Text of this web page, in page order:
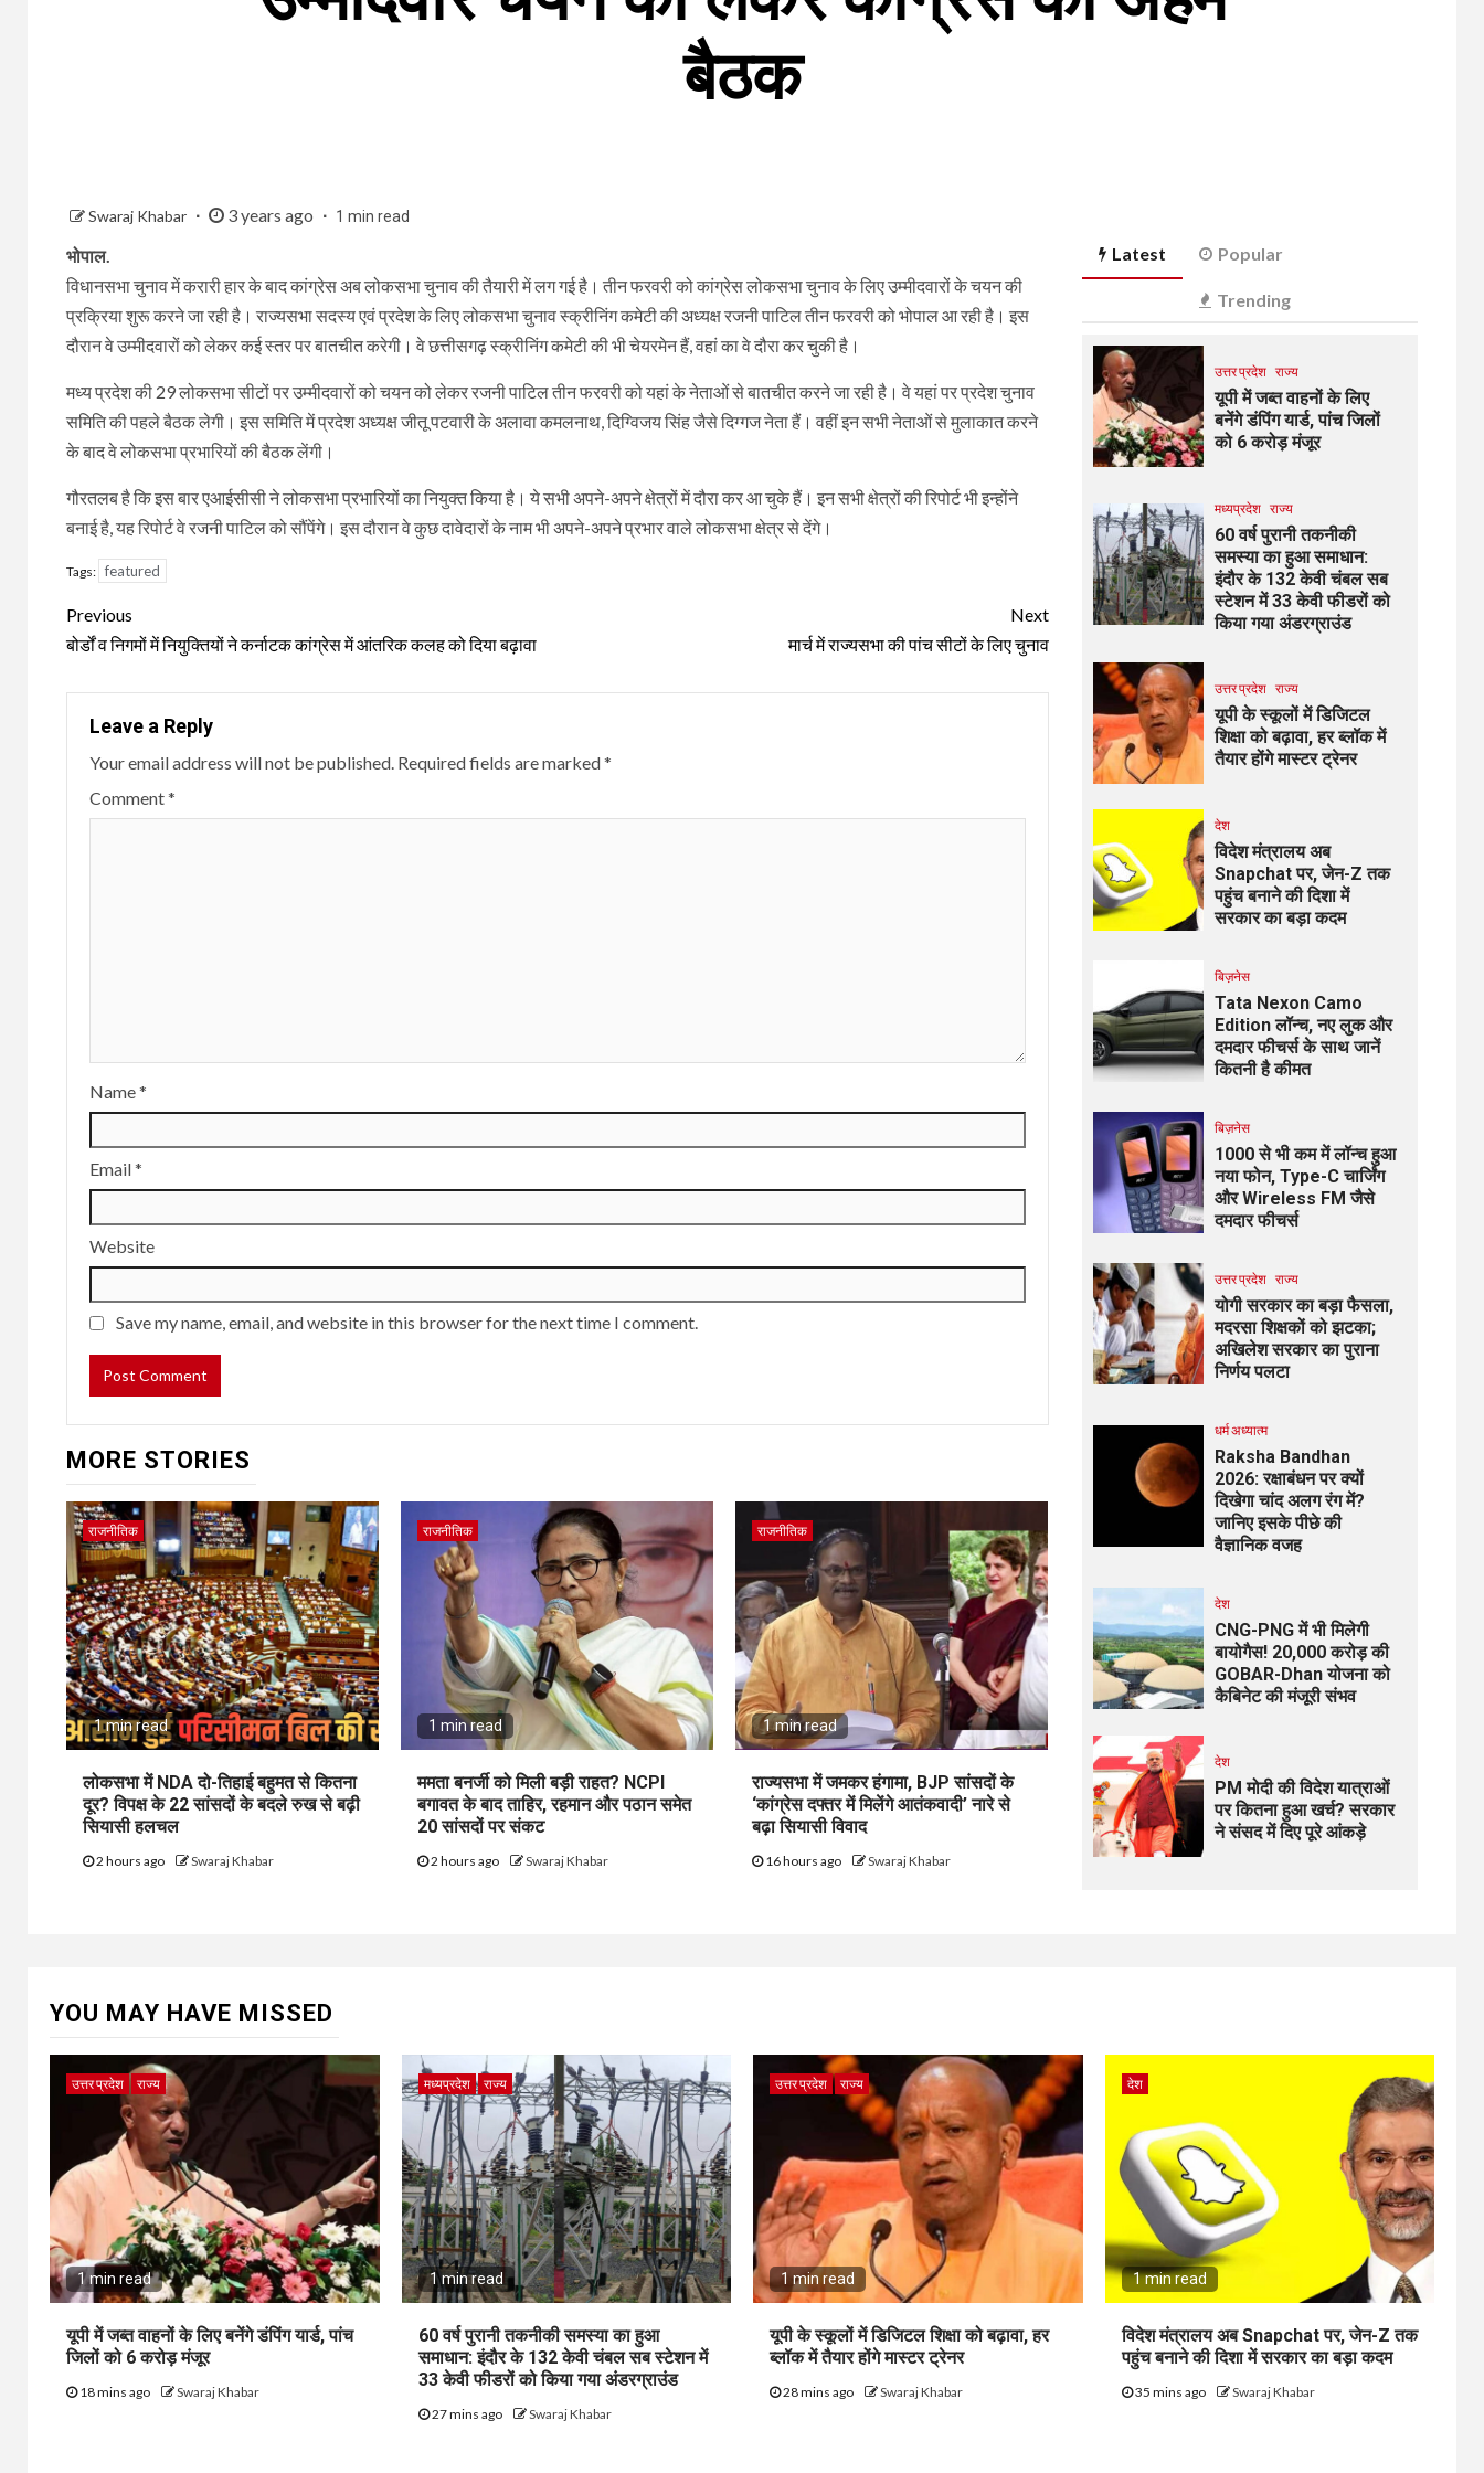
बैठक
Swaraj Khabar 3 years ago 1 min read
भोपाल.
विधानसभा चुनाव में करारी हार के बाद कांग्रेस अब लोकसभा चुनाव की तैयारी में लग गई है। तीन फरवरी को कांग्रेस लोकसभा चुनाव के लिए उम्मीदवारों के चयन की
प्रक्रिया शुरू करने जा रही है। राज्यसभा सदस्य एवं प्रदेश के लिए लोकसभा चुनाव स्क्रीनिंग कमेटी की अध्यक्ष रजनी पाटिल तीन फरवरी को भोपाल आ रही है। इस
दौरान वे उम्मीदवारों को लेकर कई स्तर पर बातचीत करेगी। वे छत्तीसगढ़ स्क्रीनिंग कमेटी की भी चेयरमेन हैं, वहां का वे दौरा कर चुकी है।
मध्य प्रदेश की 29 लोकसभा सीटों पर उम्मीदवारों को चयन को लेकर रजनी पाटिल तीन फरवरी को यहां के नेताओं से बातचीत करने जा रही है। वे यहां पर प्रदेश चुनाव
समिति की पहले बैठक लेगी। इस समिति में प्रदेश अध्यक्ष जीतू पटवारी के अलावा कमलनाथ, दिग्विजय सिंह जैसे दिग्गज नेता हैं। वहीं इन सभी नेताओं से मुलाकात करने
के बाद वे लोकसभा प्रभारियों की बैठक लेंगी।
गौरतलब है कि इस बार एआईसीसी ने लोकसभा प्रभारियों का नियुक्त किया है। ये सभी अपने-अपने क्षेत्रों में दौरा कर आ चुके हैं। इन सभी क्षेत्रों की रिपोर्ट भी इन्होंने
बनाई है, यह रिपोर्ट वे रजनी पाटिल को सौंपेंगे। इस दौरान वे कुछ दावेदारों के नाम भी अपने-अपने प्रभार वाले लोकसभा क्षेत्र से देंगे।
Tags: featured
Continue
Reading
Previous
बोर्डों व निगमों में नियुक्तियों ने कर्नाटक कांग्रेस में आंतरिक कलह को दिया बढ़ावा
Next
मार्च में राज्यसभा की पांच सीटों के लिए चुनाव
Leave a Reply
Your email address will not be published. Required fields are marked*
Comment*
Name*
Email*
Website
Save my name, email, and website in this browser for the next time I comment.
MORE STORIES
राजनीतिक
1 min read
लोकसभा में NDA दो-तिहाई बहुमत से कितना
दूर? विपक्ष के 22 सांसदों के बदले रुख से बढ़ी
सियासी हलचल
2 hours ago Swaraj Khabar
राजनीतिक
1 min read
ममता बनर्जी को मिली बड़ी राहत? NCPI
बगावत के बाद ताहिर, रहमान और पठान समेत
20 सांसदों पर संकट
2 hours ago Swaraj Khabar
राजनीतिक
1 min read
राज्यसभा में जमकर हंगामा, BJP सांसदों के
‘कांग्रेस दफ्तर में मिलेंगे आतंकवादी’ नारे से
बढ़ा सियासी विवाद
16 hours ago Swaraj Khabar
Latest Popular
Trending
उत्तर प्रदेश राज्य
यूपी में जब्त वाहनों के लिए
बनेंगे डंपिंग यार्ड, पांच जिलों
को 6 करोड़ मंजूर
मध्यप्रदेश राज्य
60 वर्ष पुरानी तकनीकी
समस्या का हुआ समाधान:
इंदौर के 132 केवी चंबल सब
स्टेशन में 33 केवी फीडरों को
किया गया अंडरग्राउंड
उत्तर प्रदेश राज्य
यूपी के स्कूलों में डिजिटल
शिक्षा को बढ़ावा, हर ब्लॉक में
तैयार होंगे मास्टर ट्रेनर
देश
विदेश मंत्रालय अब
Snapchat पर, जेन-Z तक
पहुंच बनाने की दिशा में
सरकार का बड़ा कदम
बिज़नेस
Tata Nexon Camo
Edition लॉन्च, नए लुक और
दमदार फीचर्स के साथ जानें
कितनी है कीमत
बिज़नेस
₹1000 से भी कम में लॉन्च हुआ
नया फोन, Type-C चार्जिंग
और Wireless FM जैसे
दमदार फीचर्स
उत्तर प्रदेश राज्य
योगी सरकार का बड़ा फैसला,
मदरसा शिक्षकों को झटका;
अखिलेश सरकार का पुराना
निर्णय पलटा
धर्म अध्यात्म
Raksha Bandhan
2026: रक्षाबंधन पर क्यों
दिखेगा चांद अलग रंग में?
जानिए इसके पीछे की
वैज्ञानिक वजह
देश
CNG-PNG में भी मिलेगी
बायोगैस! ₹20,000 करोड़ की
GOBAR-Dhan योजना को
कैबिनेट की मंजूरी संभव
देश
PM मोदी की विदेश यात्राओं
पर कितना हुआ खर्च? सरकार
ने संसद में दिए पूरे आंकड़े
YOU MAY HAVE MISSED
उत्तर प्रदेश राज्य
1 min read
यूपी में जब्त वाहनों के लिए बनेंगे डंपिंग यार्ड, पांच
जिलों को 6 करोड़ मंजूर
18 mins ago Swaraj Khabar
मध्यप्रदेश राज्य
1 min read
60 वर्ष पुरानी तकनीकी समस्या का हुआ
समाधान: इंदौर के 132 केवी चंबल सब स्टेशन में
33 केवी फीडरों को किया गया अंडरग्राउंड
27 mins ago Swaraj Khabar
उत्तर प्रदेश राज्य
1 min read
यूपी के स्कूलों में डिजिटल शिक्षा को बढ़ावा, हर
ब्लॉक में तैयार होंगे मास्टर ट्रेनर
28 mins ago Swaraj Khabar
देश
1 min read
विदेश मंत्रालय अब Snapchat पर, जेन-Z तक
पहुंच बनाने की दिशा में सरकार का बड़ा कदम
35 mins ago Swaraj Khabar